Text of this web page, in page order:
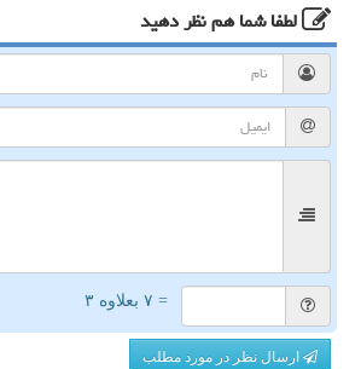
لطفا شما همنظر دهید
= ۷ بعلاوه ۳
ارسال نظر در مورد مطلب